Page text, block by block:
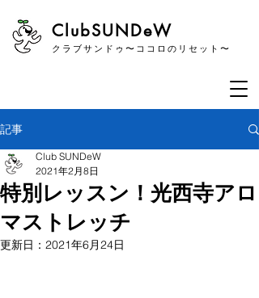
​ClubSUNDeW
クラブサンドゥ〜ココロのリセット〜
記事
特別レッスン！光西寺アロ
マストレッチ
Club SUNDeW
2021年2月8日
更新日： 2021年6月24日